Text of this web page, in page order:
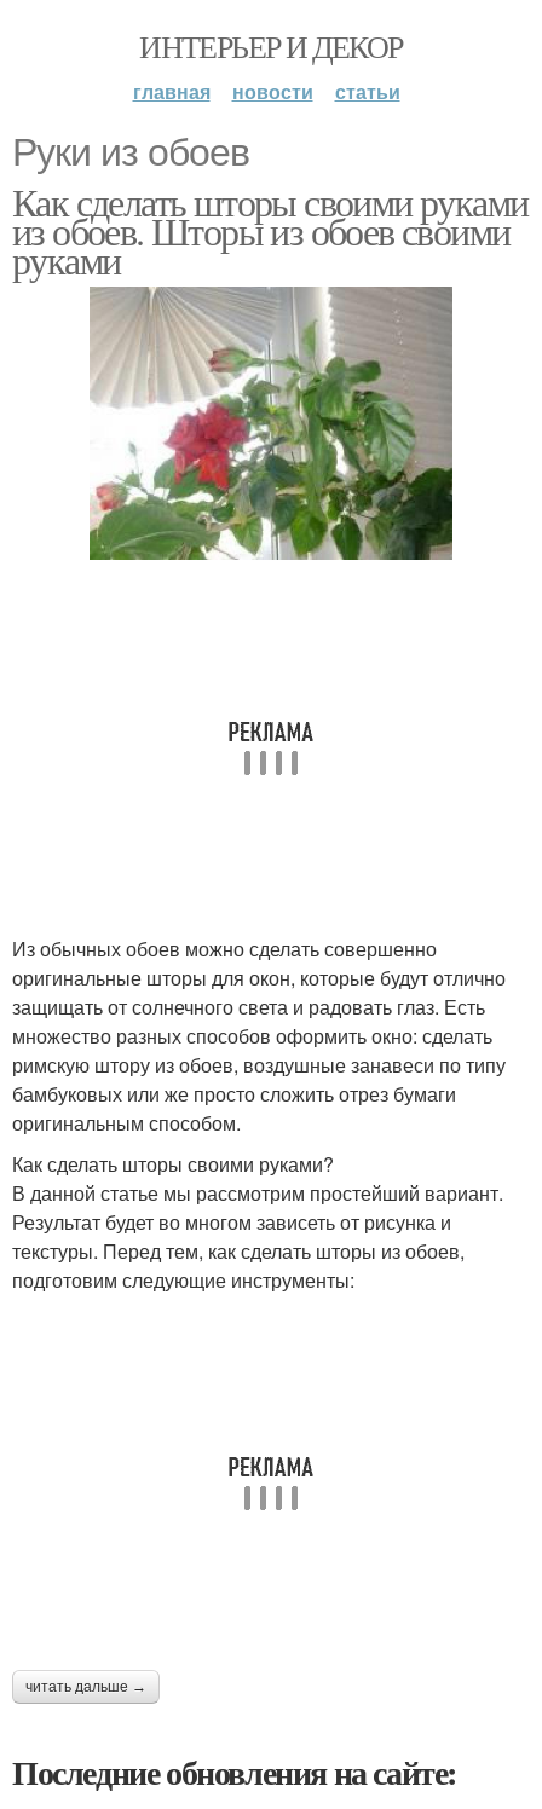
ИНТЕРЬЕР И ДЕКОР
главная новости статьи
Руки из обоев
Как сделать шторы своими руками
из обоев. Шторы из обоев своими
руками
Из обычных обоев можно сделать совершенно
оригинальные шторы для окон, которые будут отлично
защищать от солнечного света и радовать глаз. Есть
множество разных способов оформить окно: сделать
римскую штору из обоев, воздушные занавеси по типу
бамбуковых или же просто сложить отрез бумаги
оригинальным способом.
Как сделать шторы своими руками?
В данной статье мы рассмотрим простейший вариант.
Результат будет во многом зависеть от рисунка и
текстуры. Перед тем, как сделать шторы из обоев,
подготовим следующие инструменты:
читать дальше →
Последние обновления на сайте: